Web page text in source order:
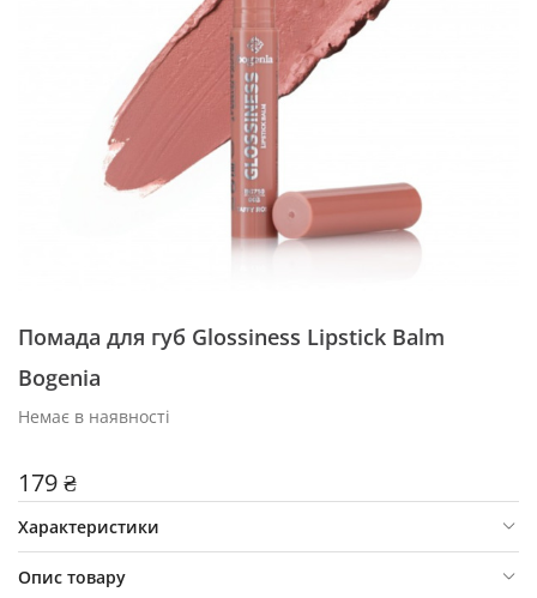
Помада для губ Glossiness Lipstick Balm
Bogenia
Немає в наявності
179 ₴
Характеристики
Опис товару